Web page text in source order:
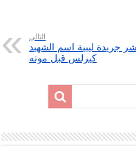
التالي
جريدة ليبية اسم الشهيد
كيرلس قبل موته